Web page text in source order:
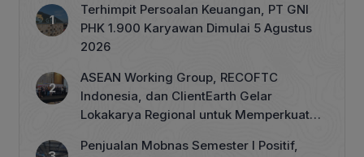
Terhimpit Persoalan Keuangan, PT GNI
PHK 1.900 Karyawan Dimulai 5 Agustus
2026
ASEAN Working Group, RECOFTC
Indonesia, dan ClientEarth Gelar
Lokakarya Regional untuk Memperkuat
Penjualan Mobnas Semester I Positif,